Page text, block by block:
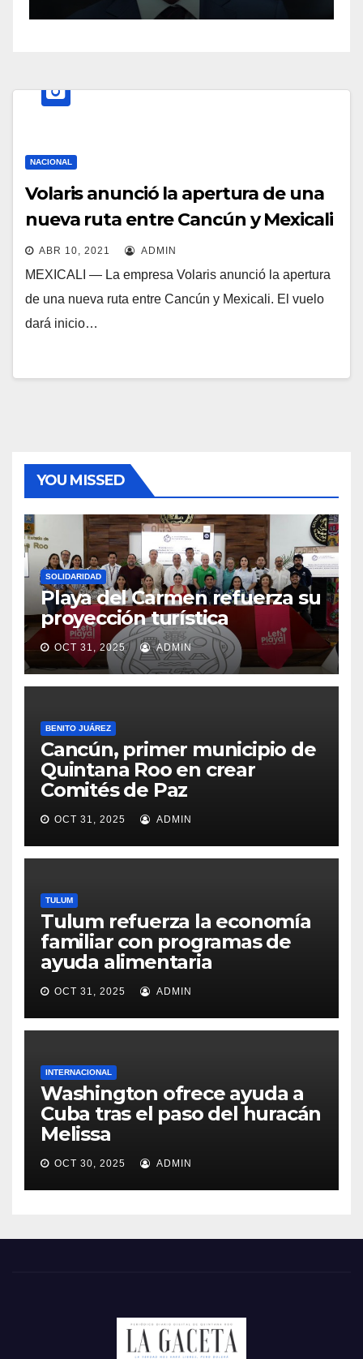
NACIONAL
Volaris anunció la apertura de una
nueva ruta entre Cancún y Mexicali
ABR 10, 2021 ADMIN
MEXICALI — La empresa Volaris anunció la apertura
de una nueva ruta entre Cancún y Mexicali. El vuelo
dará inicio…
YOU MISSED
SOLIDARIDAD
Playa del Carmen refuerza su
proyección turística
OCT 31, 2025 ADMIN
BENITO JUÁREZ
Cancún, primer municipio de
Quintana Roo en crear
Comités de Paz
OCT 31, 2025 ADMIN
TULUM
Tulum refuerza la economía
familiar con programas de
ayuda alimentaria
OCT 31, 2025 ADMIN
INTERNACIONAL
Washington ofrece ayuda a
Cuba tras el paso del huracán
Melissa
OCT 30, 2025 ADMIN